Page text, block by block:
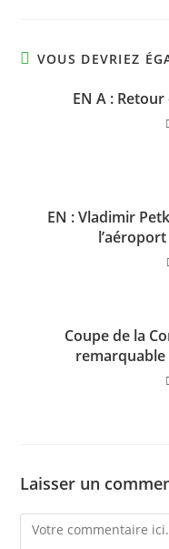
VOUS DEVRIEZ
EN A :
EN : Vladimir
Coupe de la
remarquable
Laisser un
Comment